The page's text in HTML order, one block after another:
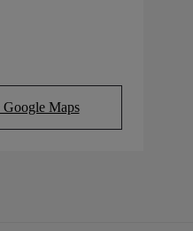
Google Maps
in new tab)